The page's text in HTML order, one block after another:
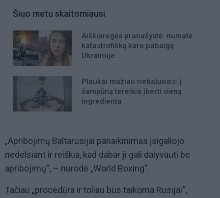
Šiuo metu skaitomiausi
Aiškiaregės pranašystė: numatė
katastrofišką karo pabaigą
Ukrainoje
Plaukai mažiau riebaluosis: į
šampūną tereikia įberti vieną
ingredientą
„Apribojimų Baltarusijai panaikinimas įsigaliojo
nedelsiant ir reiškia, kad dabar ji gali dalyvauti be
apribojimų“, – nurodė „World Boxing“.
Tačiau „procedūra ir toliau bus taikoma Rusijai“,